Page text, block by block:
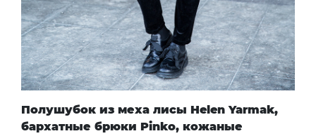
Полушубок из меха лисы Helen Yarmak,
бархатные брюки Pinko, кожаные